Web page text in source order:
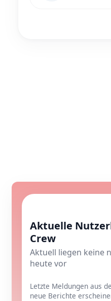
Aktuelle
Crew
Aktuell liegen keine
heute vor
Letzte Meldungen aus
neue Berichte